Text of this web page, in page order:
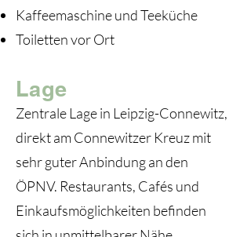
Kaffeemaschine und Teeküche
Toiletten vor Ort
Lage
Zentrale Lage in Leipzig-Connewitz,
direkt am Connewitzer Kreuz mit
sehr guter Anbindung an den
ÖPNV. Restaurants, Cafés und
Einkaufsmöglichkeiten befinden